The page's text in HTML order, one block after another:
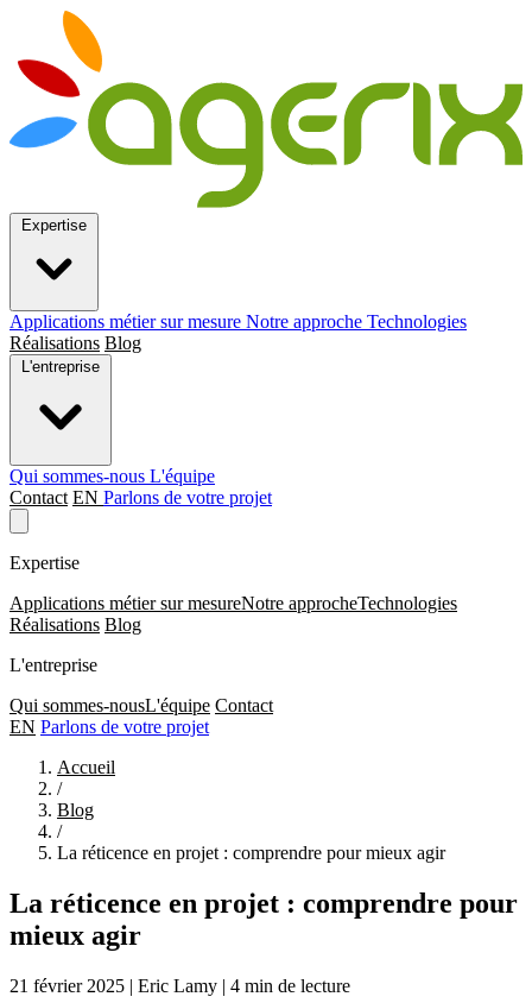
Applications métier sur mesure Notre approche Technologies
Réalisations Blog
Qui sommes-nous L'équipe
Contact EN Parlons de votre projet
Expertise
Applications métier sur mesureNotre approcheTechnologies
Réalisations Blog
L'entreprise
Qui sommes-nousL'équipe Contact
EN Parlons de votre projet
Accueil
/
Blog
/
La réticence en projet : comprendre pour mieux agir
La réticence en projet : comprendre pour
mieux agir
21 février 2025 | Eric Lamy | 4 min de lecture